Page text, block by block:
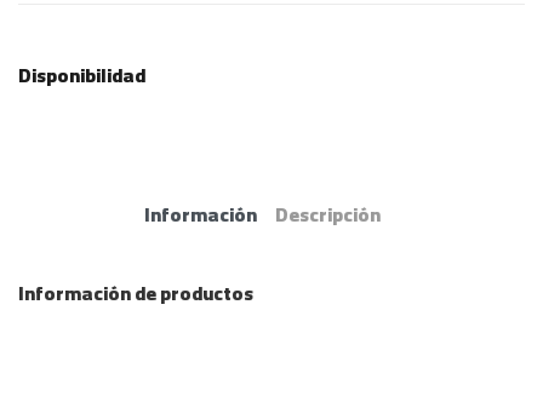
Disponibilidad
Información Descripción
Información de productos